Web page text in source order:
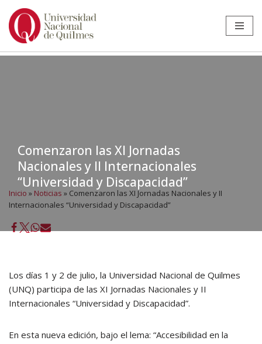
Ir
Comenzaron las XI Jornadas
Nacionales y II Internacionales
“Universidad y Discapacidad”
Inicio » Noticias » Comenzaron las XI Jornadas Nacionales y II
Internacionales “Universidad y Discapacidad”
Los días 1 y 2 de julio, la Universidad Nacional de Quilmes
(UNQ) participa de las XI Jornadas Nacionales y II
Internacionales “Universidad y Discapacidad”.
En esta nueva edición, bajo el lema: “Accesibilidad en la